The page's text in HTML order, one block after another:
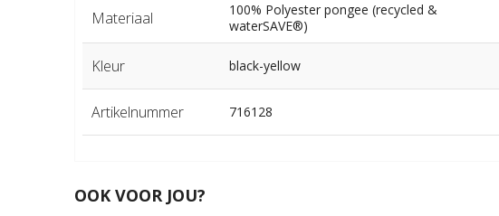
Materiaal
100% Polyester pongee (recycled &
waterSAVE®)
Kleur black-yellow
Artikelnummer 716128
OOK VOOR JOU?